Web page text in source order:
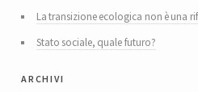
La transizione ecologica non è una
Stato sociale, quale futuro?
archivi